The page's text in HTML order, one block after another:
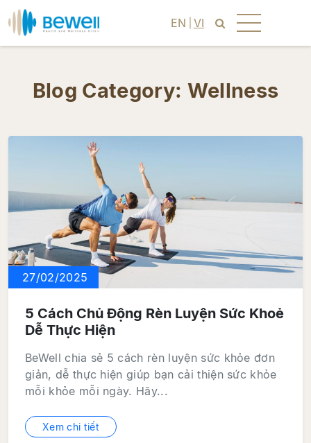
EN VI
Blog Category: Wellness
27/02/2025
5 Cách Chủ Động Rèn Luyện Sức Khoẻ
Dễ Thực Hiện
BeWell chia sẻ 5 cách rèn luyện sức khỏe đơn
giản, dễ thực hiện giúp bạn cải thiện sức khỏe
mỗi khỏe mỗi ngày. Hãy...
Xem chi tiết